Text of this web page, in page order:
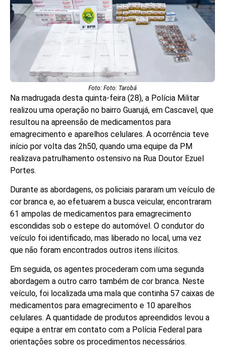
Foto: Foto: Tarobá
Na madrugada desta quinta-feira (28), a Polícia Militar
realizou uma operação no bairro Guarujá, em Cascavel, que
resultou na apreensão de medicamentos para
emagrecimento e aparelhos celulares. A ocorrência teve
início por volta das 2h50, quando uma equipe da PM
realizava patrulhamento ostensivo na Rua Doutor Ezuel
Portes.
Durante as abordagens, os policiais pararam um veículo de
cor branca e, ao efetuarem a busca veicular, encontraram
61 ampolas de medicamentos para emagrecimento
escondidas sob o estepe do automóvel. O condutor do
veículo foi identificado, mas liberado no local, uma vez
que não foram encontrados outros itens ilícitos.
Em seguida, os agentes procederam com uma segunda
abordagem a outro carro também de cor branca. Neste
veículo, foi localizada uma mala que continha 57 caixas de
medicamentos para emagrecimento e 10 aparelhos
celulares. A quantidade de produtos apreendidos levou a
equipe a entrar em contato com a Polícia Federal para
orientações sobre os procedimentos necessários.